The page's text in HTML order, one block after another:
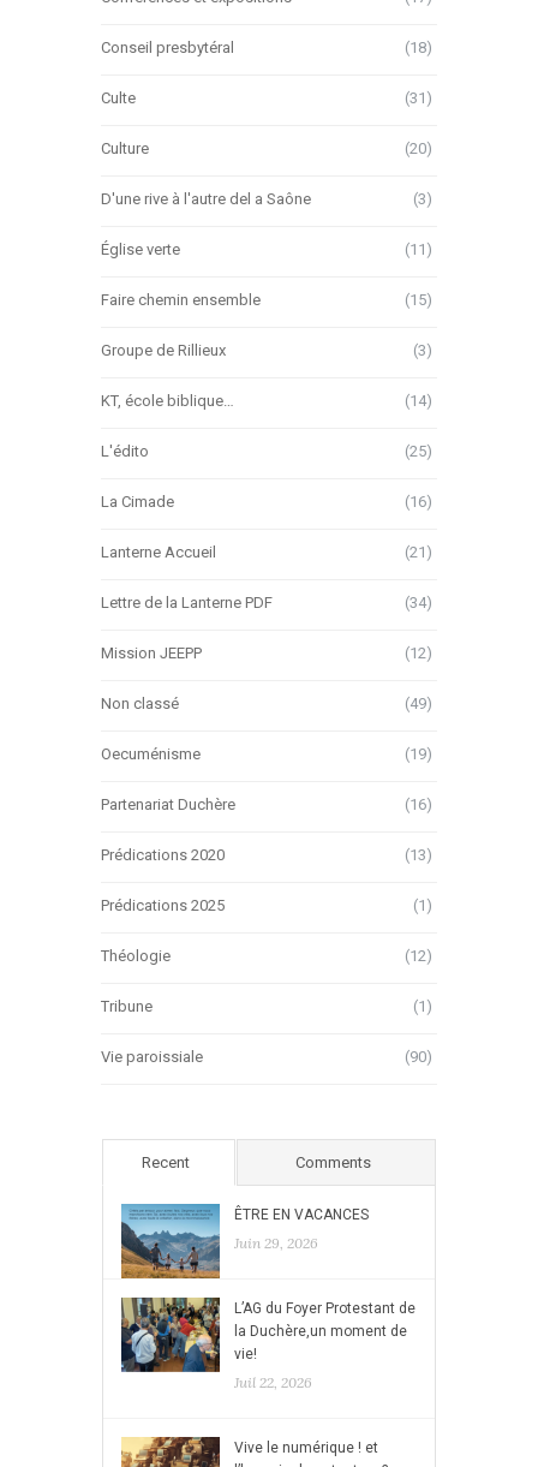
Conseil presbytéral (18)
Culte (31)
Culture (20)
D'une rive à l'autre del a Saône (3)
Église verte (11)
Faire chemin ensemble (15)
Groupe de Rillieux (3)
KT, école biblique… (14)
L'édito (25)
La Cimade (16)
Lanterne Accueil (21)
Lettre de la Lanterne PDF (34)
Mission JEEPP (12)
Non classé (49)
Oecuménisme (19)
Partenariat Duchère (16)
Prédications 2020 (13)
Prédications 2025 (1)
Théologie (12)
Tribune (1)
Vie paroissiale (90)
Recent Comments
ÊTRE EN VACANCES
Juin 29, 2026
L’AG du Foyer Protestant de
la Duchère,un moment de
vie!
Juil 22, 2026
Vive le numérique ! et